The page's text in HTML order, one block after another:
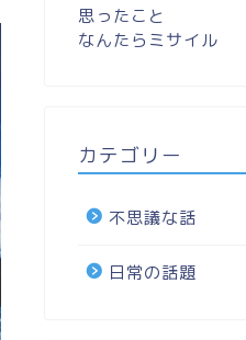
思ったこと
なんたらミサイル
カテゴリー
不思議な話
日常の話題